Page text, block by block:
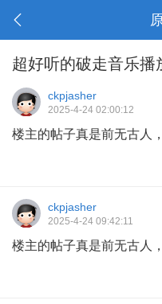
超好听的破走音乐播
ckpjasher
2025-4-24 02:00:12
楼主的帖子真是前无古人
ckpjasher
2025-4-24 09:42:11
楼主的帖子真是前无古人